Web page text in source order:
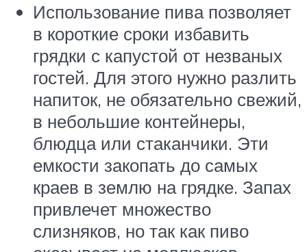
Использование пива позволяет
в короткие сроки избавить
грядки с капустой от незваных
гостей. Для этого нужно разлить
напиток, не обязательно свежий,
в небольшие контейнеры,
блюдца или стаканчики. Эти
емкости закопать до самых
краев в землю на грядке. Запах
привлечет множество
слизняков, но так как пиво